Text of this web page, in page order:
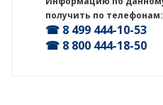
получить по телефонам:
☎ 8 499 444-10-53
☎ 8 800 444-18-50